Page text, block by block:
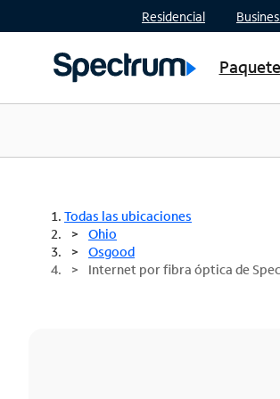
Residencial
Ver
Todas las ubicaciones
Ohio
Osgood
Internet por fibra óptica de